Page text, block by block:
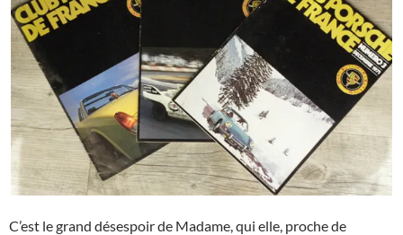
C’est le grand désespoir de Madame, qui elle, proche de